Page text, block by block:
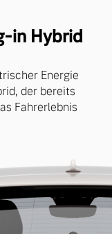
in Hybrid
Energie
der bereits
Fahrerlebnis